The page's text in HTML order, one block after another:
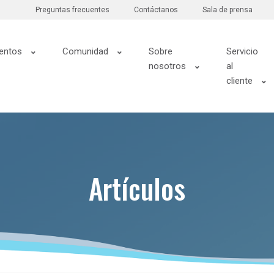
Sala de prensa
Contáctanos
Preguntas frecuentes
Comunidad
Sobre
nosotros
Servicio
al
cliente
Artículos